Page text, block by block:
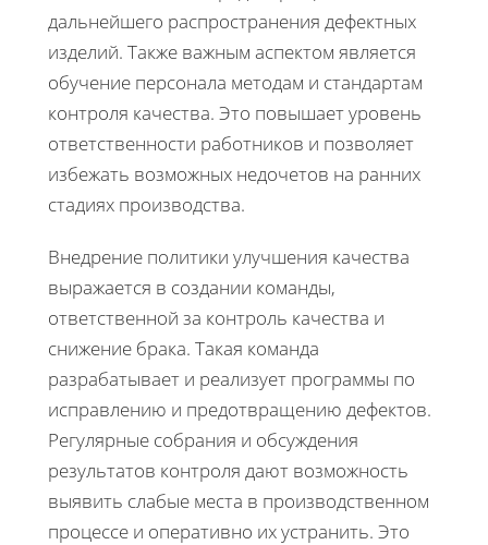
дальнейшего распространения дефектных
изделий. Также важным аспектом является
обучение персонала методам и стандартам
контроля качества. Это повышает уровень
ответственности работников и позволяет
избежать возможных недочетов на ранних
стадиях производства.
Внедрение политики улучшения качества
выражается в создании команды,
ответственной за контроль качества и
снижение брака. Такая команда
разрабатывает и реализует программы по
исправлению и предотвращению дефектов.
Регулярные собрания и обсуждения
результатов контроля дают возможность
выявить слабые места в производственном
процессе и оперативно их устранить. Это